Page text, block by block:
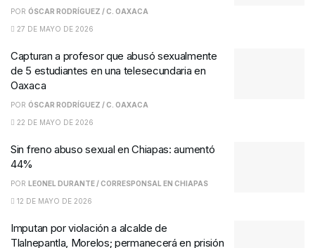
POR ÓSCAR RODRÍGUEZ / C. OAXACA
27 DE MAYO DE 2026
Capturan a profesor que abusó sexualmente
de 5 estudiantes en una telesecundaria en
Oaxaca
POR ÓSCAR RODRÍGUEZ / C. OAXACA
22 DE MAYO DE 2026
Sin freno abuso sexual en Chiapas: aumentó
44%
POR LEONEL DURANTE / CORRESPONSAL EN CHIAPAS
12 DE MAYO DE 2026
Imputan por violación a alcalde de
Tlalnepantla, Morelos; permanecerá en prisión